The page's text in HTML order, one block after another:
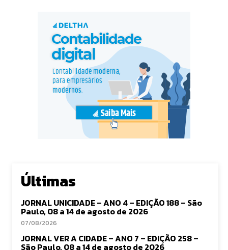
Últimas
JORNAL UNICIDADE – ANO 4 – EDIÇÃO 188 – São
Paulo, 08 a 14 de agosto de 2026
07/08/2026
JORNAL VER A CIDADE – ANO 7 – EDIÇÃO 258 –
São Paulo, 08 a 14 de agosto de 2026